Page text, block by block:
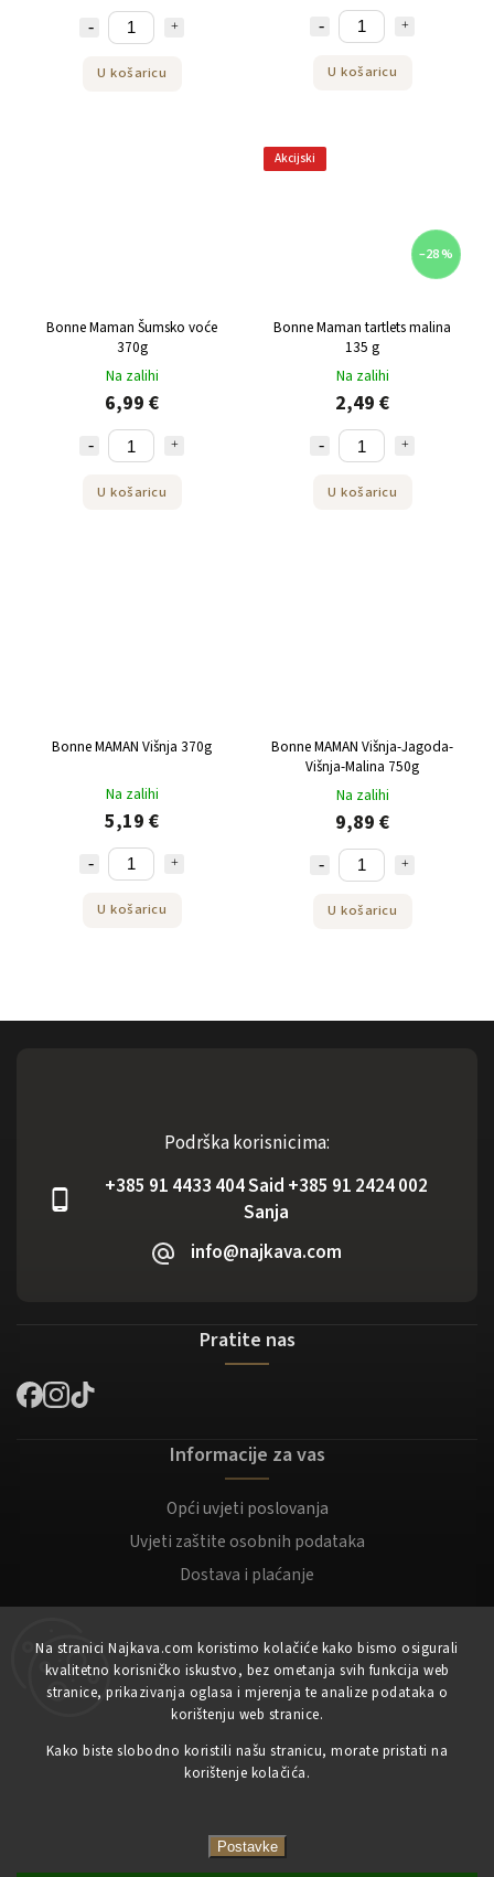
Na stranici Najkava.com koristimo kolačiće kako bismo osigurali
kvalitetno korisničko iskustvo, bez ometanja svih funkcija web
stranice, prikazivanja oglasa i mjerenja te analize podataka o
korištenju web stranice.
Kako biste slobodno koristili našu stranicu, morate pristati na
korištenje kolačića.
Postavke
U košaricu U košaricu
Bonne Maman Šumsko voće
370g
Na zalihi
6,99 €
U košaricu
Akcijski
–28 %
Bonne Maman tartlets malina
135 g
Na zalihi
2,49 €
U košaricu
Bonne MAMAN Višnja 370g
Na zalihi
5,19 €
U košaricu
Bonne MAMAN Višnja-Jagoda-
Višnja-Malina 750g
Na zalihi
9,89 €
U košaricu
Podrška korisnicima:
+385 91 4433 404 Said +385 91 2424 002
Sanja
info@najkava.com
Pratite nas
Informacije za vas
Opći uvjeti poslovanja
Uvjeti zaštite osobnih podataka
Dostava i plaćanje
Moj račun
Registracija
Prijaviti se
Copyright 2023NajKava.com